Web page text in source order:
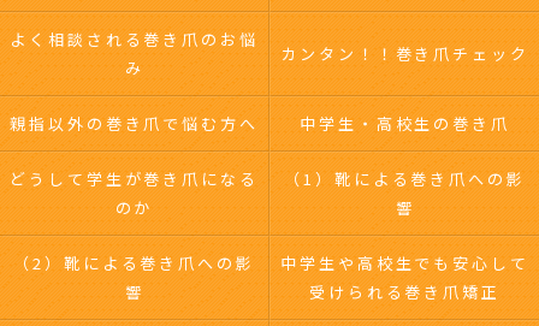
よく相談される巻き爪のお悩
み
カンタン！！巻き爪チェック
親指以外の巻き爪で悩む方へ 中学生・高校生の巻き爪
どうして学生が巻き爪になる
のか
（1）靴による巻き爪への影
響
（2）靴による巻き爪への影
響
中学生や高校生でも安心して
受けられる巻き爪矯正